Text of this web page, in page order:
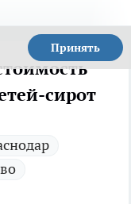
Принять
сирот